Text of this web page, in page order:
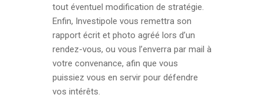
tout éventuel modification de stratégie.
Enfin, Investipole vous remettra son
rapport écrit et photo agréé lors d’un
rendez-vous, ou vous l’enverra par mail à
votre convenance, afin que vous
puissiez vous en servir pour défendre
vos intérêts.